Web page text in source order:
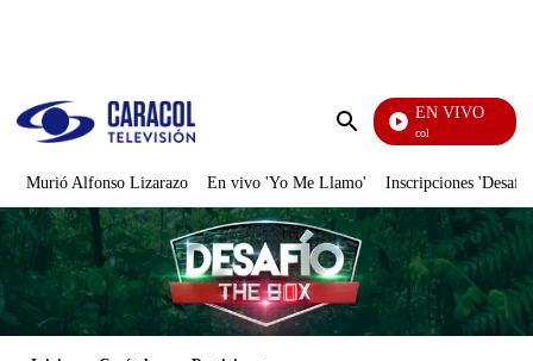
Enviar
EN VIVO
Noticias Caracol
Murió Alfonso Lizarazo En vivo 'Yo Me Llamo' Inscripciones